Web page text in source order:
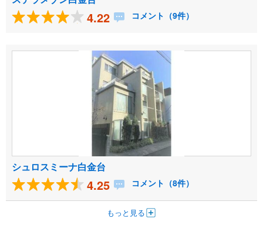
4.22 コメント（9件）
シュロスミーナ白金台
4.25 コメント（8件）
もっと見る